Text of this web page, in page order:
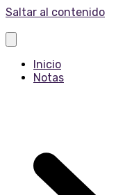
Saltar al contenido
Inicio
Notas